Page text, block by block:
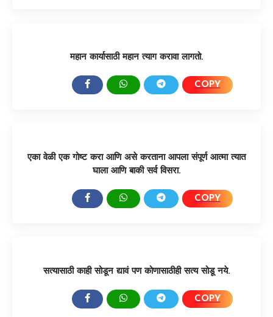
महान कार्यासाठी महान त्याग करावा लागतो.
COPY
एका वेळी एक गोष्ट करा आणि असे करताना आपला संपूर्ण आत्मा त्यात
घाला आणि बाकी सर्व विसरा.
COPY
सत्यासाठी काही सोडून द्यावं पण कोणासाठीही सत्य सोडू नये.
COPY